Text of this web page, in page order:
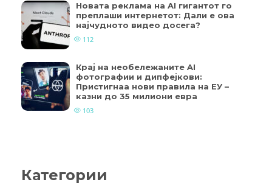
Новата реклама на AI гигантот го
преплаши интернетот: Дали е ова
најчудното видео досега?
112
Крај на необележаните AI
фотографии и дипфејкови:
Пристигнаа нови правила на ЕУ –
казни до 35 милиони евра
103
Категории